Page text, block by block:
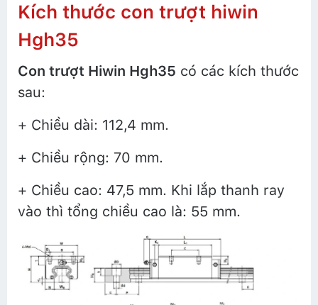
Kích thước con trượt hiwin
Hgh35
Con trượt Hiwin Hgh35 có các kích thước
sau:
+ Chiều dài: 112,4 mm.
+ Chiều rộng: 70 mm.
+ Chiều cao: 47,5 mm. Khi lắp thanh ray
vào thì tổng chiều cao là: 55 mm.